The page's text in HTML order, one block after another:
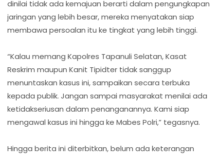
dinilai tidak ada kemajuan berarti dalam pengungkapan
jaringan yang lebih besar, mereka menyatakan siap
membawa persoalan itu ke tingkat yang lebih tinggi.
“Kalau memang Kapolres Tapanuli Selatan, Kasat
Reskrim maupun Kanit Tipidter tidak sanggup
menuntaskan kasus ini, sampaikan secara terbuka
kepada publik. Jangan sampai masyarakat menilai ada
ketidakseriusan dalam penanganannya. Kami siap
mengawal kasus ini hingga ke Mabes Polri,” tegasnya.
Hingga berita ini diterbitkan, belum ada keterangan